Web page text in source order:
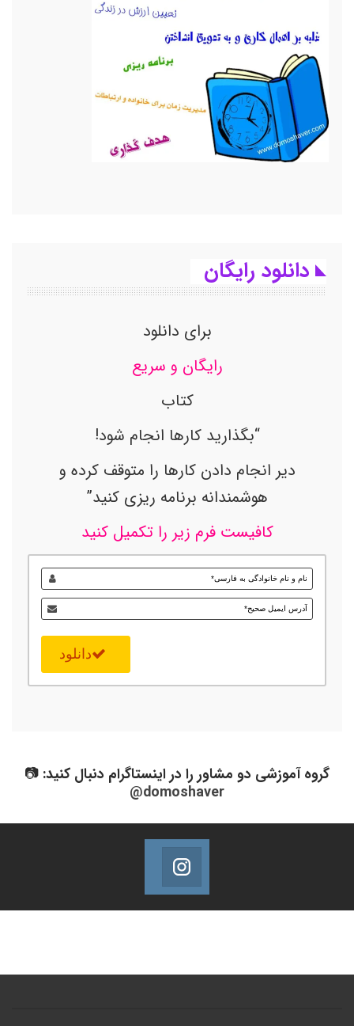
دانلود رایگان
برای دانلود
رایگان و سریع
کتاب
“بگذارید کارها انجام شود!
دیر انجام دادن کارها را متوقف کرده و
هوشمندانه برنامه ریزی کنید”
کافیست فرم زیر را تکمیل کنید
دانلود
گروه آموزشی دو مشاور را در اینستاگرام دنبال کنید: 📷
@domoshaver